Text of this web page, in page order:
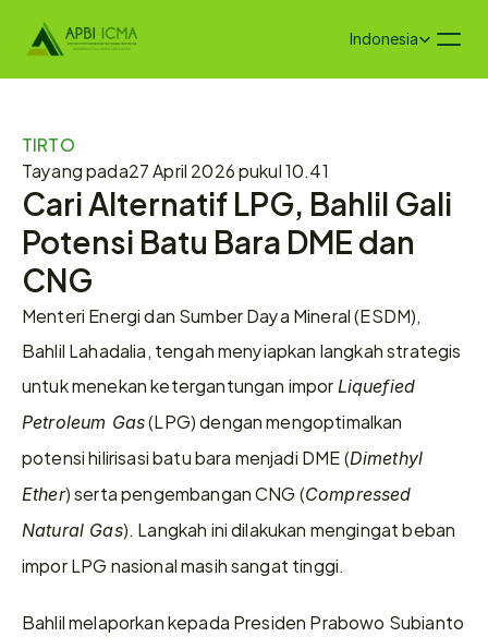
Select Language
Indonesia
TIRTO
Tayang pada27 April 2026 pukul 10.41
Cari Alternatif LPG, Bahlil Gali
Potensi Batu Bara DME dan
CNG
Menteri Energi dan Sumber Daya Mineral (ESDM),
Bahlil Lahadalia, tengah menyiapkan langkah strategis
untuk menekan ketergantungan impor Liquefied
Petroleum Gas (LPG) dengan mengoptimalkan
potensi hilirisasi batu bara menjadi DME (Dimethyl
Ether) serta pengembangan CNG (Compressed
Natural Gas). Langkah ini dilakukan mengingat beban
impor LPG nasional masih sangat tinggi.
Bahlil melaporkan kepada Presiden Prabowo Subianto